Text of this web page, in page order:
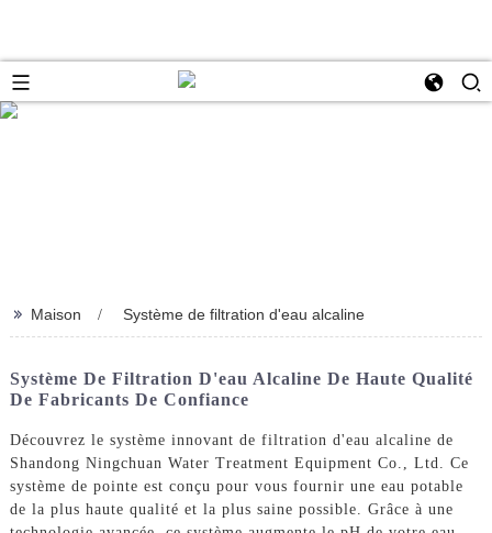
>> Maison Système de filtration d'eau alcaline
Système De Filtration D'eau Alcaline De Haute Qualité
De Fabricants De Confiance
Découvrez le système innovant de filtration d'eau alcaline de
Shandong Ningchuan Water Treatment Equipment Co., Ltd. Ce
système de pointe est conçu pour vous fournir une eau potable
de la plus haute qualité et la plus saine possible. Grâce à une